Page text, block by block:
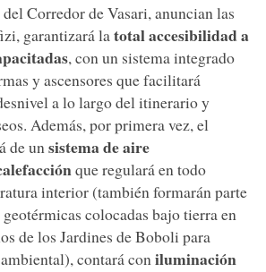
Corredor de Vasari, anuncian las
garantizará la total accesibilidad a
, con un sistema integrado
y ascensores que facilitará
a lo largo del itinerario y
Además, por primera vez, el
de un sistema de aire
que regulará en todo
interior (también formarán parte
colocadas bajo tierra en
de los Jardines de Boboli para
contará con iluminación